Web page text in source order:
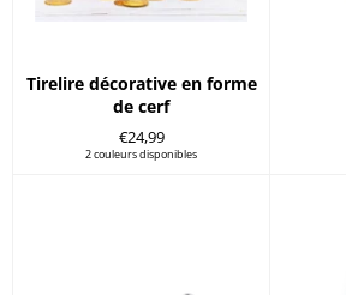
Tirelire décorative en forme
de cerf
Prix
régulier
€24,99
2 couleurs disponibles